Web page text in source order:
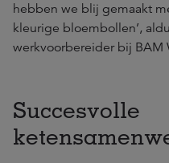
hebben we blij gemaakt
kleurige bloembollen’,
werkvoorbereider bij BAM
Succesvolle